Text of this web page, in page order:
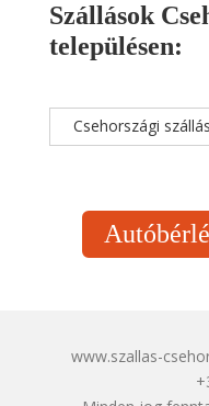
Szállások
településen:
Csehországi
www.szallas-